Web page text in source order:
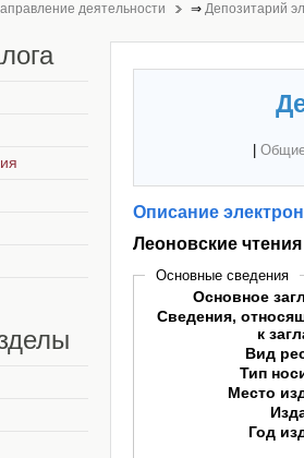
деятельности ⇒ Депозитарий
Описание
Леоновские чтения
Основные сведения
Основное
Сведения,
к
Вид
Тип
Место
Год